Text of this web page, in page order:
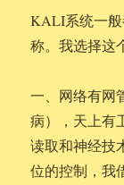
KALI系统一
称。我选择这
一、网络有网
病），天上有
读取和神经
位的控制，我